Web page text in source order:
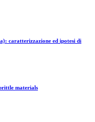
caratterizzazione ed ipotesi di
materials